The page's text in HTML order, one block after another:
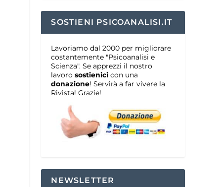
SOSTIENI PSICOANALISI.IT
Lavoriamo dal 2000 per migliorare
costantemente "Psicoanalisi e
Scienza". Se apprezzi il nostro
lavorosostienici con una
donazione! Servirà a far vivere la
Rivista! Grazie!
NEWSLETTER